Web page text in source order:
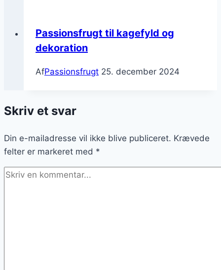
Passionsfrugt til kagefyld og
dekoration
AfPassionsfrugt 25. december 2024
Skriv et svar
Din e-mailadresse vil ikke blive publiceret. Krævede
felter er markeret med *